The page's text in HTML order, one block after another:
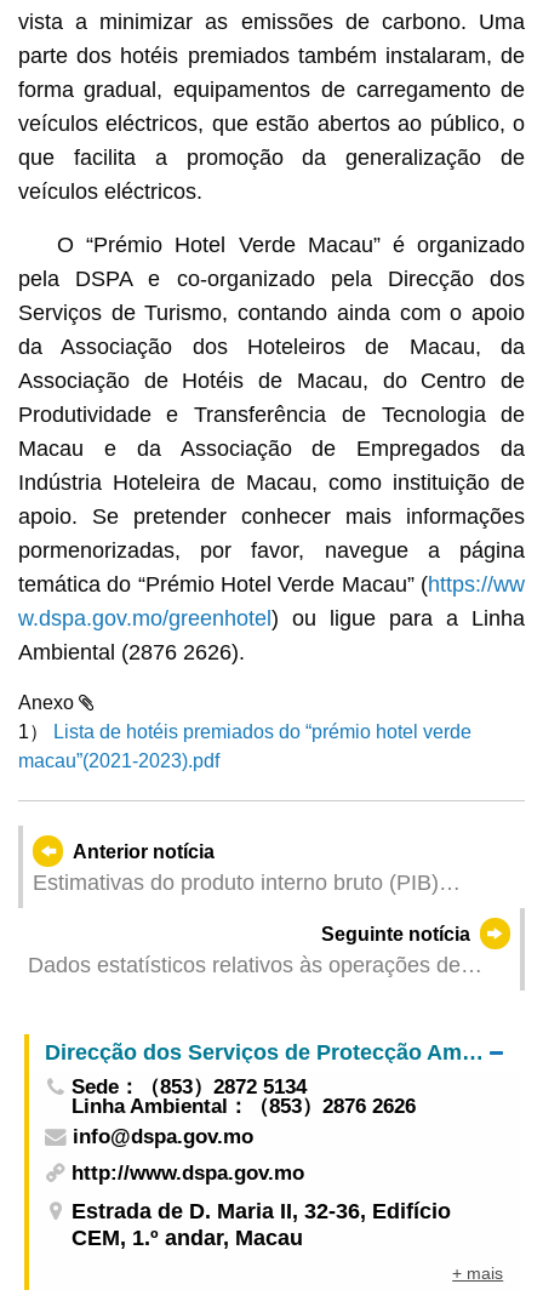
vista a minimizar as emissões de carbono. Uma
parte dos hotéis premiados também instalaram, de
forma gradual, equipamentos de carregamento de
veículos eléctricos, que estão abertos ao público, o
que facilita a promoção da generalização de
veículos eléctricos.
O “Prémio Hotel Verde Macau” é organizado
pela DSPA e co-organizado pela Direcção dos
Serviços de Turismo, contando ainda com o apoio
da Associação dos Hoteleiros de Macau, da
Associação de Hotéis de Macau, do Centro de
Produtividade e Transferência de Tecnologia de
Macau e da Associação de Empregados da
Indústria Hoteleira de Macau, como instituição de
apoio. Se pretender conhecer mais informações
pormenorizadas, por favor, navegue a página
temática do “Prémio Hotel Verde Macau” (https://ww
w.dspa.gov.mo/greenhotel ) ou ligue para a Linha
Ambiental (2876 2626).
Anexo
1）
Lista de hotéis premiados do “prémio hotel verde
macau”(2021-2023).pdf
Anterior notícia
Estimativas do produto interno bruto (PIB)
Seguinte notícia
Dados estatísticos relativos às operações de
Direcção dos Serviços de Protecção Ambiental
Sede：（853）2872 5134
Linha Ambiental：（853）2876 2626
info@dspa.gov.mo
http://www.dspa.gov.mo
Estrada de D. Maria II, 32-36, Edifício
CEM, 1.º andar, Macau
+ mais